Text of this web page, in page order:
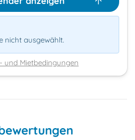
nicht ausgewählt.
und Mietbedingungen